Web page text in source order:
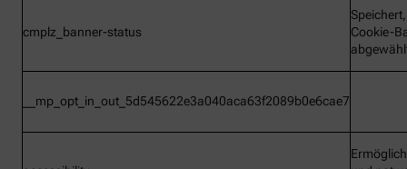
cmplz_banner-status
Cookie-
__mp_opt_in_out_5d545622e3a040aca63f2089b0e6cae7